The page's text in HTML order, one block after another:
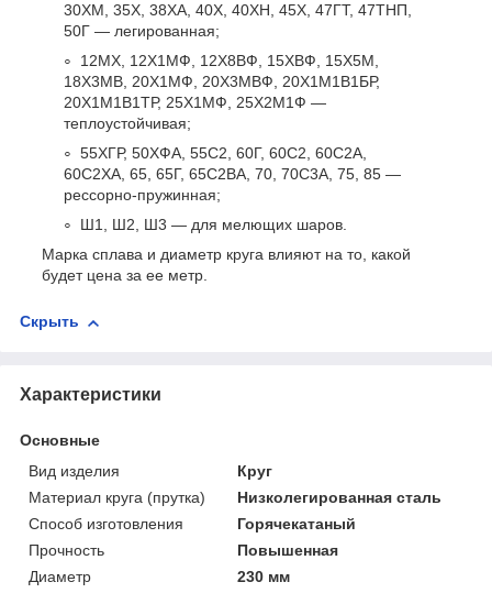
30ХМ, 35Х, 38ХА, 40Х, 40ХН, 45Х, 47ГТ, 47ТНП,
50Г — легированная;
12МХ, 12Х1МФ, 12Х8ВФ, 15ХВФ, 15Х5М,
18Х3МВ, 20Х1МФ, 20Х3МВФ, 20Х1М1В1БР,
20Х1М1В1ТР, 25Х1МФ, 25Х2М1Ф —
теплоустойчивая;
55ХГР, 50ХФА, 55С2, 60Г, 60С2, 60С2А,
60С2ХА, 65, 65Г, 65С2ВА, 70, 70С3А, 75, 85 —
рессорно-пружинная;
Ш1, Ш2, Ш3 — для мелющих шаров.
Марка сплава и диаметр круга влияют на то, какой
будет цена за ее метр.
Скрыть
Характеристики
Основные
Вид изделия
Круг
Материал круга (прутка)
Низколегированная сталь
Способ изготовления
Горячекатаный
Прочность
Повышенная
Диаметр
230 мм